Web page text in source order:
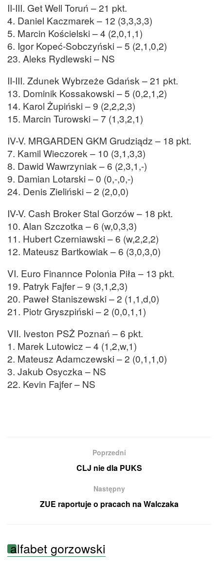
II-III. Get Well Toruń – 21 pkt.
4. Daniel Kaczmarek – 12 (3,3,3,3)
5. Marcin Kościelski – 4 (2,0,1,1)
6. Igor Kopeć-Sobczyński – 5 (2,1,0,2)
23. Aleks Rydlewski – NS
II-III. Zdunek Wybrzeże Gdańsk – 21 pkt.
13. Dominik Kossakowski – 5 (0,2,1,2)
14. Karol Żupiński – 9 (2,2,2,3)
15. Marcin Turowski – 7 (1,3,2,1)
IV-V. MRGARDEN GKM Grudziądz – 18 pkt.
7. Kamil Wieczorek – 10 (3,1,3,3)
8. Dawid Wawrzyniak – 6 (2,3,1,-)
9. Damian Lotarski – 0 (0,-,0,-)
24. Denis Zieliński – 2 (2,0,0)
IV-V. Cash Broker Stal Gorzów – 18 pkt.
10. Alan Szczotka – 6 (w,0,3,3)
11. Hubert Czerniawski – 6 (w,2,2,2)
12. Mateusz Bartkowiak – 6 (3,0,3,0)
VI. Euro Finannce Polonia Piła – 13 pkt.
19. Patryk Fajfer – 9 (3,1,2,3)
20. Paweł Staniszewski – 2 (1,1,d,0)
21. Piotr Gryszpiński – 2 (0,0,1,1)
VII. Iveston PSŻ Poznań – 6 pkt.
1. Marek Lutowicz – 4 (1,2,w,1)
2. Mateusz Adamczewski – 2 (0,1,1,0)
3. Jakub Osyczka – NS
22. Kevin Fajfer – NS
Poprzedni
CLJ nie dla PUKS
Następny
ZUE raportuje o pracach na Walczaka
alfabet gorzowski